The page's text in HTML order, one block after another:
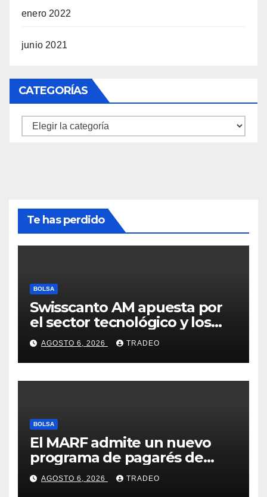
enero 2022
junio 2021
CATEGORÍAS
Categorías
Te has perdido
BOLSA
Swisscanto AM apuesta por
el sector tecnológico y los
valores cíclicos para ganar en
bolsa
AGOSTO 6, 2026 TRADEO
BOLSA
El MARF admite un nuevo
programa de pagarés de
Seresco por 20 millones de
euros
AGOSTO 6, 2026 TRADEO